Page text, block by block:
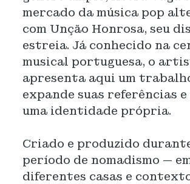
mercado da música pop
com Unção Honrosa, seu
estreia. Já conhecido na
musical portuguesa, o
apresenta aqui um
expande suas referências
uma identidade própria.
Criado e produzido
período de nomadismo —
diferentes casas e